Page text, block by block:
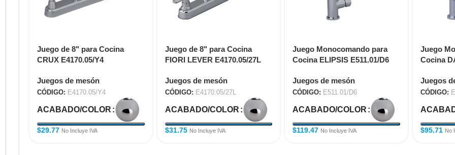
Juego de 8" para Cocina
CRUX E4170.05/Y4
Juegos de mesón
CÓDIGO: E4170.05/Y4
ACABADO/COLOR
$29.77 No Incluye IVA
Juego de 8" para Cocina
FIORI LEVER E4170.05/27L
Juegos de mesón
CÓDIGO: E4170.05/27L
ACABADO/COLOR
$31.75 No Incluye IVA
Juego Monocomando para
Cocina ELIPSIS E511.01/D6
Juegos de mesón
CÓDIGO: E511.01/D6
ACABADO/COLOR
$119.47 No Incluye IVA
Juego
Cocina
Juegos
CÓDIGO:
$95.71 No